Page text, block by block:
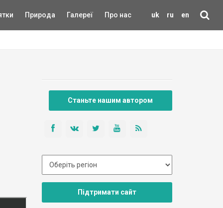
uk ru en
Природа Галереї Про нас
Станьте нашим автором
Підтримати сайт